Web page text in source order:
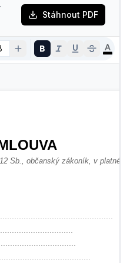
Stáhnout PDF
Sb., občanský zákoník, v platném